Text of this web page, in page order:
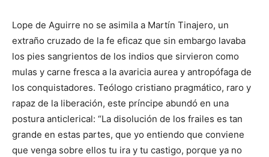
Lope de Aguirre no se asimila a Martín Tinajero, un
extraño cruzado de la fe eficaz que sin embargo lavaba
los pies sangrientos de los indios que sirvieron como
mulas y carne fresca a la avaricia aurea y antropófaga de
los conquistadores. Teólogo cristiano pragmático, raro y
rapaz de la liberación, este príncipe abundó en una
postura anticlerical: “La disolución de los frailes es tan
grande en estas partes, que yo entiendo que conviene
que venga sobre ellos tu ira y tu castigo, porque ya no